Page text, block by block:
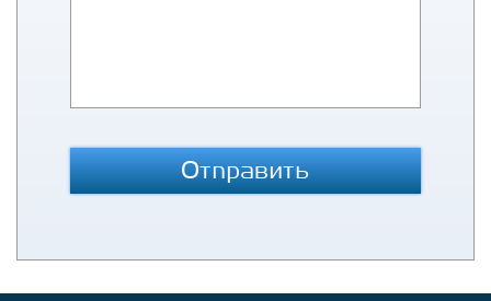
Отправить